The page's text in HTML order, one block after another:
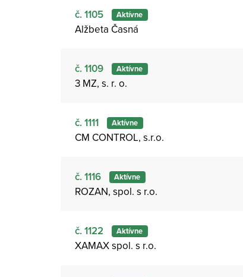
č. 1105 Aktívne
Alžbeta Časná
č. 1109 Aktívne
3 MZ, s. r. o.
č. 1111 Aktívne
CM CONTROL, s.r.o.
č. 1116 Aktívne
ROZAN, spol. s r.o.
č. 1122 Aktívne
XAMAX spol. s r.o.